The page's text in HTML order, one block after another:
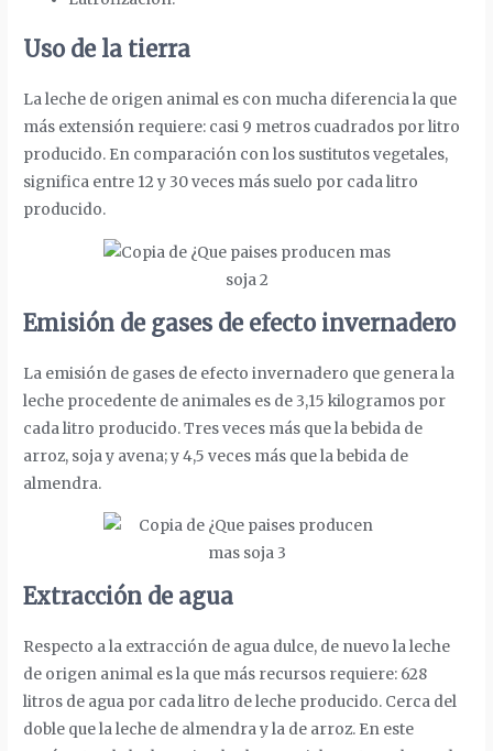
Uso de la tierra
La leche de origen animal es con mucha diferencia la que
más extensión requiere: casi 9 metros cuadrados por litro
producido. En comparación con los sustitutos vegetales,
significa entre 12 y 30 veces más suelo por cada litro
producido.
Emisión de gases de efecto invernadero
La emisión de gases de efecto invernadero que genera la
leche procedente de animales es de 3,15 kilogramos por
cada litro producido. Tres veces más que la bebida de
arroz, soja y avena; y 4,5 veces más que la bebida de
almendra.
Extracción de agua
Respecto a la extracción de agua dulce, de nuevo la leche
de origen animal es la que más recursos requiere: 628
litros de agua por cada litro de leche producido. Cerca del
doble que la leche de almendra y la de arroz. En este